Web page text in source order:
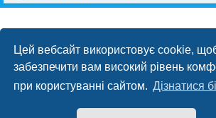
Цей вебсайт використовує cookie,
забезпечити вам високий рівень
при користуванні сайтом. Дізнатися
ХТО ЗАРАЗ ОНЛАЙН
Зараз переглядають цей форум:ClaudeBot [бот ШІ]і 1
Магазин спорядження Туристичний форум
Працює на phpBB® Forum Software ©